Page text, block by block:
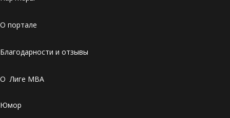
О портале
Благодарности и отзывы
О Лиге MBA
Юмор